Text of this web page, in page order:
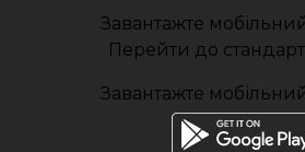
Завантажте
Перейти до
Завантажте